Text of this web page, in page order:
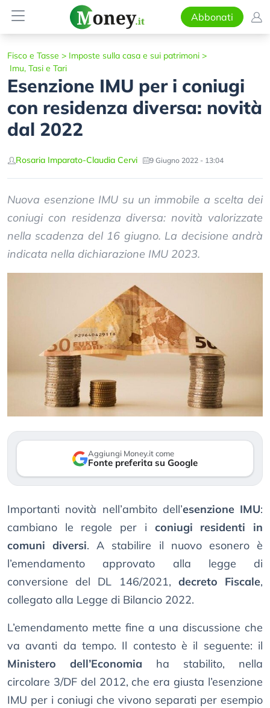
Abbonati
Fisco e Tasse > Imposte sulla casa e sui patrimoni >
Imu, Tasi e Tari
Esenzione IMU per i coniugi
con residenza diversa: novità
dal 2022
Rosaria Imparato-Claudia Cervi 9 Giugno 2022 - 13:04
Nuova esenzione IMU su un immobile a scelta dei
coniugi con residenza diversa: novità valorizzate
nella scadenza del 16 giugno. La decisione andrà
indicata nella dichiarazione IMU 2023.
Aggiungi Money.it come
Fonte preferita su Google
Importanti novità nell’ambito dell’esenzione IMU:
cambiano le regole per i coniugi residenti in
comuni diversi. A stabilire il nuovo esonero è
l’emendamento approvato alla legge di
conversione del DL 146/2021, decreto Fiscale,
collegato alla Legge di Bilancio 2022.
L’emendamento mette fine a una discussione che
va avanti da tempo. Il contesto è il seguente: il
Ministero dell’Economia ha stabilito, nella
circolare 3/DF del 2012, che era giusta l’esenzione
IMU per i coniugi che vivono separati per esempio